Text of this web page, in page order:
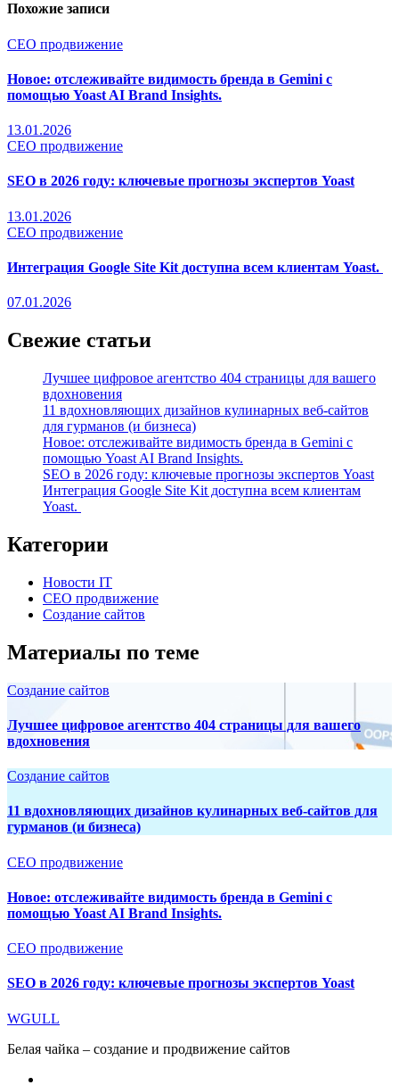
Похожие записи
СЕО продвижение
Новое: отслеживайте видимость бренда в Gemini с
помощью Yoast AI Brand Insights.
13.01.2026
СЕО продвижение
SEO в 2026 году: ключевые прогнозы экспертов Yoast
13.01.2026
СЕО продвижение
Интеграция Google Site Kit доступна всем клиентам Yoast.
07.01.2026
Свежие статьи
Лучшее цифровое агентство 404 страницы для вашего
вдохновения
11 вдохновляющих дизайнов кулинарных веб-сайтов
для гурманов (и бизнеса)
Новое: отслеживайте видимость бренда в Gemini с
помощью Yoast AI Brand Insights.
SEO в 2026 году: ключевые прогнозы экспертов Yoast
Интеграция Google Site Kit доступна всем клиентам
Yoast.
Категории
Новости IT
СЕО продвижение
Создание сайтов
Материалы по теме
Создание сайтов
Лучшее цифровое агентство 404 страницы для вашего
вдохновения
Создание сайтов
11 вдохновляющих дизайнов кулинарных веб-сайтов для
гурманов (и бизнеса)
СЕО продвижение
Новое: отслеживайте видимость бренда в Gemini с
помощью Yoast AI Brand Insights.
СЕО продвижение
SEO в 2026 году: ключевые прогнозы экспертов Yoast
WGULL
Белая чайка – создание и продвижение сайтов